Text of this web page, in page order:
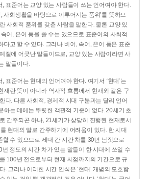
, 표준어는 교양 있는 사람들이 쓰는 언어여야 한다.
사회생활을 바탕으로 이루어지는 품위’를 뜻하므
사회적 품위를 갖춘 사람을 말한다. 물론 교양 있
어, 은어 등을 쓸 수는 있으므로 표준어의 사회적
다고 할 수 있다. 그러나 비어, 속어, 은어 등은 표준
절에 어긋난 말들이므로, 교양 있는 사람이라면 사
말들이다.
표준어는 현대의 언어여야 한다. 여기서 ‘현대’는
재란 뜻이 아니라 역사적 흐름에서 현재와 같은 구
다. 다른 사회적, 경제적 시대 구분과는 달리 언어
하는 데에는 뚜렷한 객관적 기준이 없다. 20세기 초
간주되곤 하나, 21세기가 상당히 진행된 현재로서
현대의 말로 간주하기에 어려움이 있다. 한 시대
할 수 있으므로 세대 간 시간 차를 30년 남짓으로
정도의 시간 차가 있는 말들이 한 시대에 쓰일 수
100년 전으로부터 현재 시점까지의 기간으로 규
. 그러나 이러한 시간 인식은 ‘현대’ 개념의 모호함